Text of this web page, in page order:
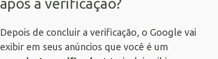
após a verificação?
Depois de concluir a verificação, o Google vai
exibir em seus anúncios que você é um